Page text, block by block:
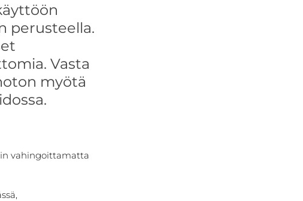
perusteella.
Vasta
myötä
vahingoittamatta